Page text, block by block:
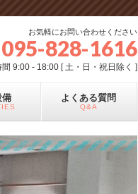
お気軽にお問い合わせください
095-828-1616
9:00 - 18:00 [ 土・日・祝日除く ]
備 よくある質問
Q&A